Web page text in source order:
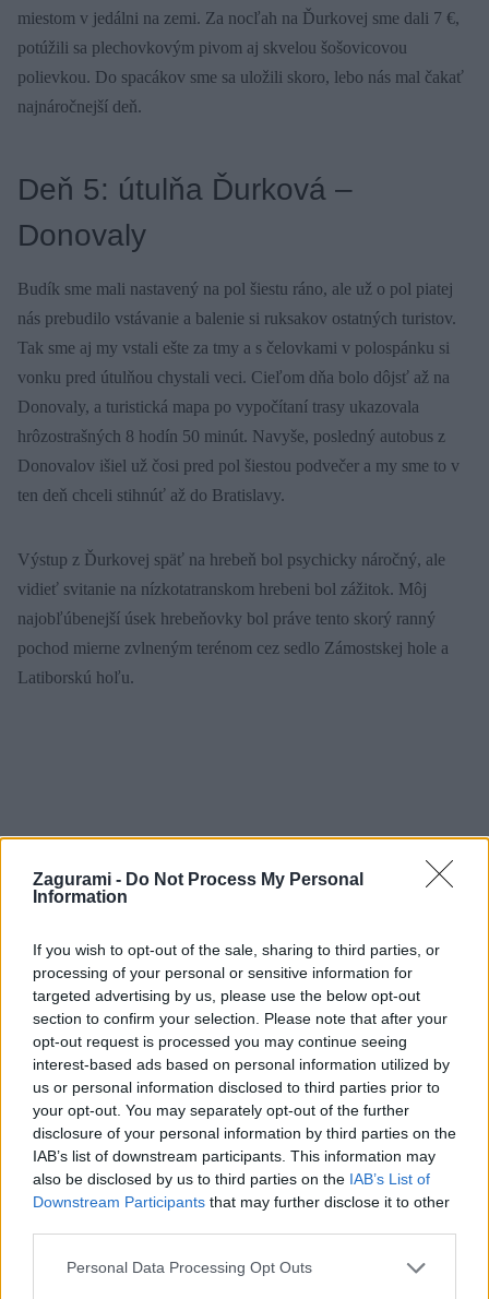
Zagurami - Do Not Process My Personal
Information
If you wish to opt-out of the sale, sharing to third parties, or
processing of your personal or sensitive information for
targeted advertising by us, please use the below opt-out
section to confirm your selection. Please note that after your
opt-out request is processed you may continue seeing
interest-based ads based on personal information utilized by
us or personal information disclosed to third parties prior to
your opt-out. You may separately opt-out of the further
disclosure of your personal information by third parties on the
IAB’s list of downstream participants. This information may
also be disclosed by us to third parties on the IAB’s List of
Downstream Participants that may further disclose it to other
Personal Data Processing Opt Outs
miestom v jedálni na zemi. Za nocľah na Ďurkovej sme dali 7 €,
potúžili sa plechovkovým pivom aj skvelou šošovicovou
polievkou. Do spacákov sme sa uložili skoro, lebo nás mal čakať
najnáročnejší deň.
Deň 5: útulňa Ďurková –
Donovaly
Budík sme mali nastavený na pol šiestu ráno, ale už o pol piatej
nás prebudilo vstávanie a balenie si ruksakov ostatných turistov.
Tak sme aj my vstali ešte za tmy a s čelovkami v polospánku si
vonku pred útulňou chystali veci. Cieľom dňa bolo dôjsť až na
Donovaly, a turistická mapa po vypočítaní trasy ukazovala
hrôzostrašných 8 hodín 50 minút. Navyše, posledný autobus z
Donovalov išiel už čosi pred pol šiestou podvečer a my sme to v
ten deň chceli stihnúť až do Bratislavy.
Výstup z Ďurkovej späť na hrebeň bol psychicky náročný, ale
vidieť svitanie na nízkotatranskom hrebeni bol zážitok. Môj
najobľúbenejší úsek hrebeňovky bol práve tento skorý ranný
pochod mierne zvlneným terénom cez sedlo Zámostskej hole a
Latiborskú hoľu.